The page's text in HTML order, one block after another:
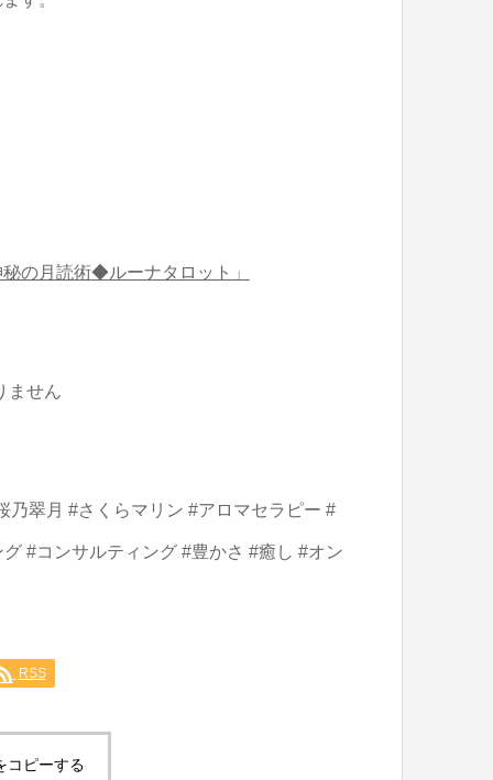
の月読術◆ルーナタロット」
せん
乃翠月 #さくらマリン #アロマセラピー #
#コンサルティング #豊かさ #癒し #オン
RSS
コピーする